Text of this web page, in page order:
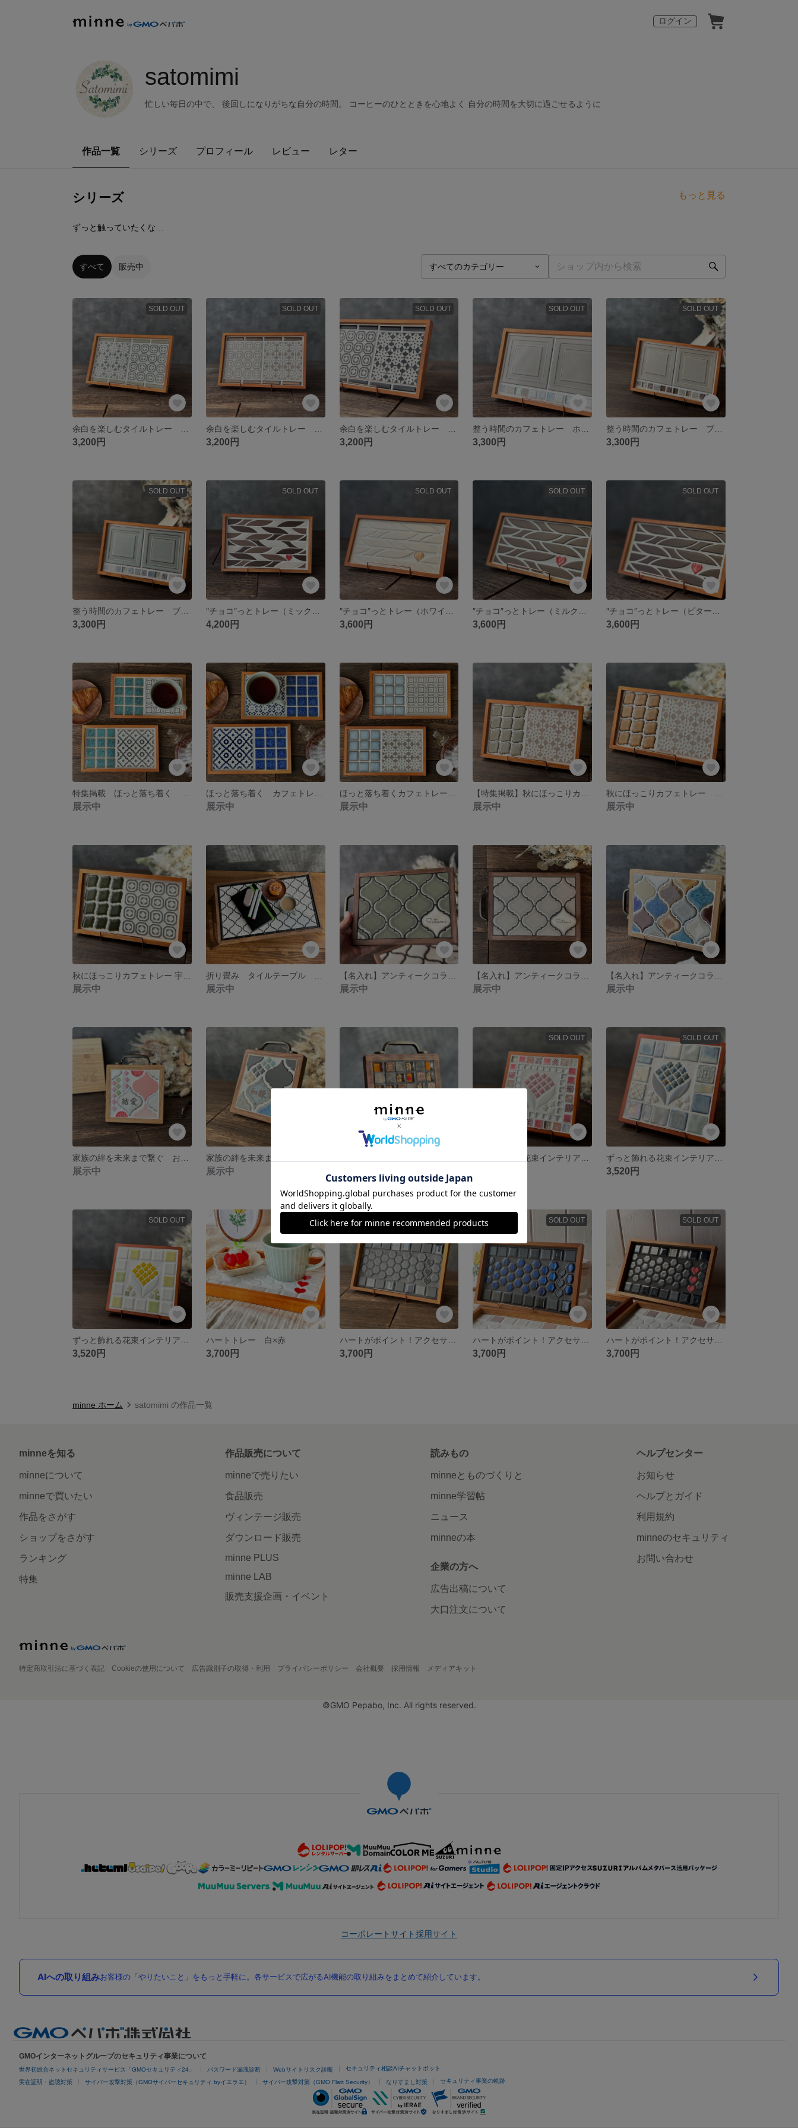
ログイン
satomimi
忙しい毎日の中で、 後回しになりがちな自分の時間。 コーヒーのひとときを心地よく 自分の時間を大切に過ごせるように
作品一覧 シリーズ プロフィール レビュー レター
シリーズ もっと見る
すべて 販売中
SOLD OUT
3,200円
SOLD OUT
3,200円
SOLD OUT
3,200円
SOLD OUT
3,300円
SOLD OUT
3,300円
SOLD OUT
3,300円
SOLD OUT
4,200円
SOLD OUT
3,600円
SOLD OUT
3,600円
SOLD OUT
3,600円
展示中 展示中 展示中 展示中 展示中
展示中 展示中 展示中 展示中 展示中
展示中 展示中
SOLD OUT SOLD OUT
3,520円
SOLD OUT
3,520円
SOLD OUT
ハートトレー 白×赤
3,700円
SOLD OUT
3,700円
SOLD OUT
3,700円
SOLD OUT
3,700円
minne ホーム satomimi の作品一覧
minneを知る
minneについて
minneで買いたい
作品をさがす
ショップをさがす
ランキング
特集
作品販売について
minneで売りたい
食品販売
ヴィンテージ販売
ダウンロード販売
minne PLUS
minne LAB
販売支援企画・イベント
読みもの
minneとものづくりと
minne学習帖
ニュース
minneの本
企業の方へ
広告出稿について
大口注文について
ヘルプセンター
お知らせ
ヘルプとガイド
利用規約
minneのセキュリティ
お問い合わせ
特定商取引法に基づく表記 Cookieの使用について 広告識別子の取得・利用 プライバシーポリシー 会社概要 採用情報 メディアキット
©GMO Pepabo, Inc. All rights reserved.
コーポレートサイト採用サイト
AIへの取り組みお客様の「やりたいこと」をもっと手軽に。各サービスで広がるAI機能の取り組みをまとめて紹介しています。
GMOインターネットグループのセキュリティ事業について
世界初総合ネットセキュリティサービス「GMOセキュリティ24」 パスワード漏洩診断 Webサイトリスク診断 セキュリティ相談AIチャットボット
実在証明・盗聴対策 サイバー攻撃対策（GMOサイバーセキュリティ byイエラエ） サイバー攻撃対策（GMO Flatt Security） なりすまし対策 セキュリティ事業の軌跡